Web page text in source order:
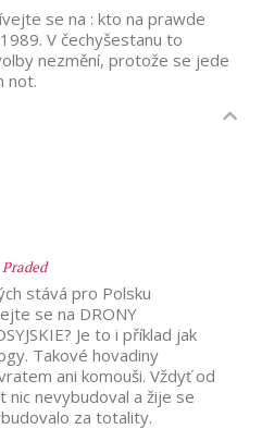
se na : kto na prawde
V čechyšestanu to
nezmění, protože se jede
not.
Praded
stává pro Polsku
se na DRONY
Je to i příklad jak
Takové hovadiny
ani komouši. Vždyť od
nevybudoval a žije se
za totality.